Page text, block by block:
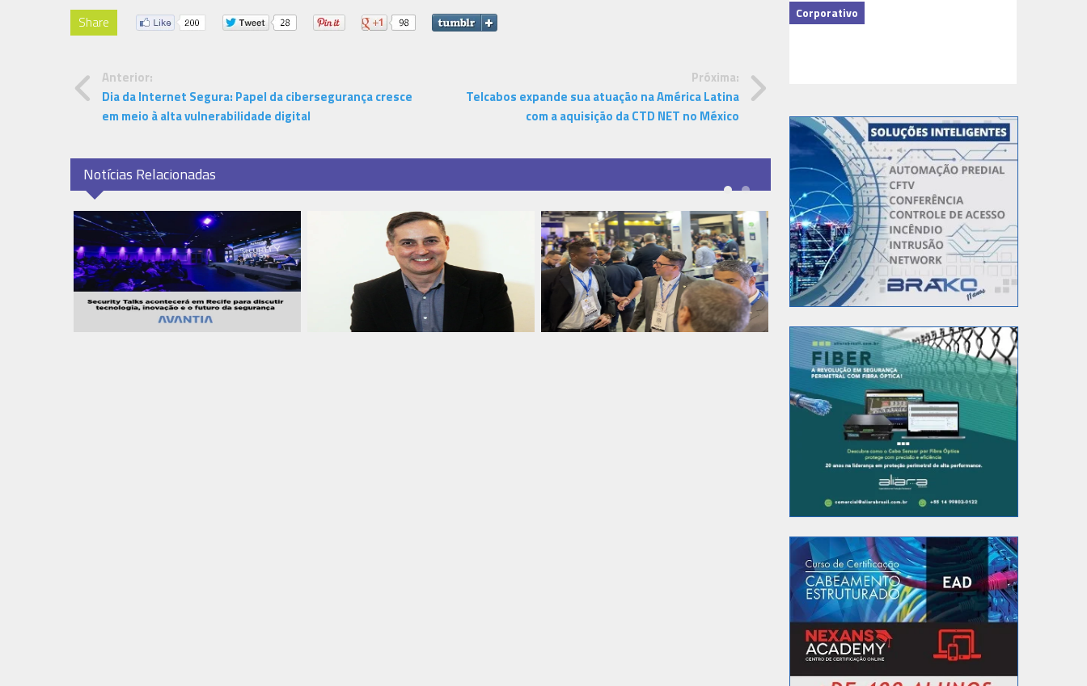
Share
Anterior:
Dia da Internet Segura: Papel da cibersegurança cresce
em meio à alta vulnerabilidade digital
Próxima:
Telcabos expande sua atuação na América Latina
com a aquisição da CTD NET no México
Notícias Relacionadas
Corporativo